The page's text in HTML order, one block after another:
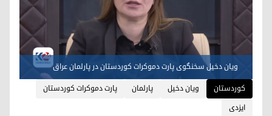
ویان دخیل سخنگوی پارت دموکرات کوردستان در پارلمان عراق
کوردستان
ویان دخیل پارلمان
پارت دموکرات کوردستان
ایزدی